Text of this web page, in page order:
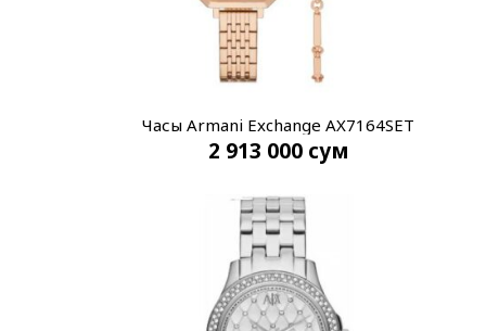
Часы Armani Exchange AX7164SET
2 913 000 сум